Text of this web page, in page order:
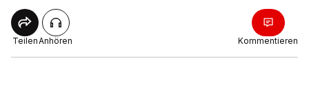
TeilenAnhören Kommentieren